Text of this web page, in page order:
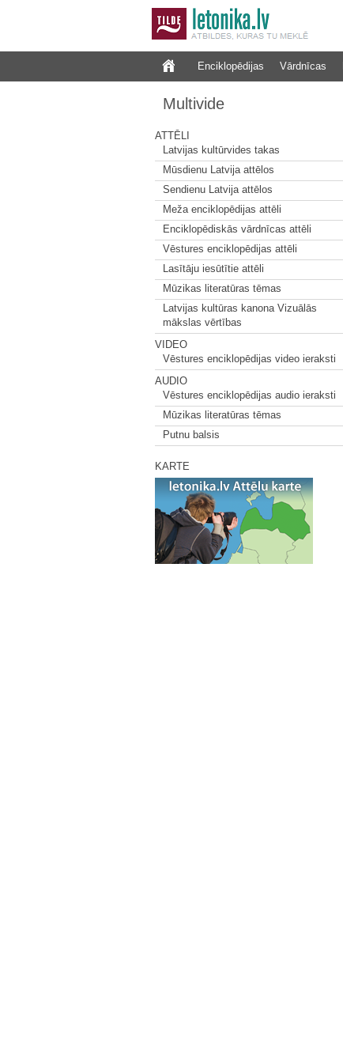
Enciklopēdijas Vārdnīcas
Multivide
ATTĒLI
Latvijas kultūrvides takas
Mūsdienu Latvija attēlos
Sendienu Latvija attēlos
Meža enciklopēdijas attēli
Enciklopēdiskās vārdnīcas attēli
Vēstures enciklopēdijas attēli
Lasītāju iesūtītie attēli
Mūzikas literatūras tēmas
Latvijas kultūras kanona Vizuālās
mākslas vērtības
VIDEO
Vēstures enciklopēdijas video ieraksti
AUDIO
Vēstures enciklopēdijas audio ieraksti
Mūzikas literatūras tēmas
Putnu balsis
KARTE